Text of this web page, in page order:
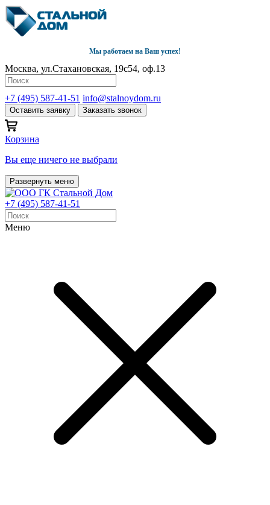
Мы работаем на Ваш успех!
Москва, ул.Стахановская, 19с54, оф.13
+7 (495) 587-41-51 info@stalnoydom.ru
Оставить заявку Заказать звонок
Корзина
Вы еще ничего не выбрали
Развернуть меню
+7 (495) 587-41-51
Меню